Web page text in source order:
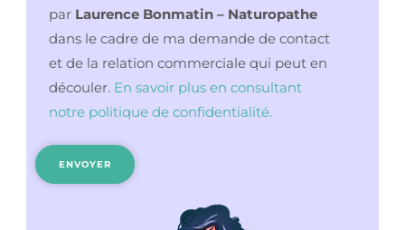
par Laurence Bonmatin – Naturopathe
dans le cadre de ma demande de contact
et de la relation commerciale qui peut en
découler. En savoir plus en consultant
notre politique de confidentialité.